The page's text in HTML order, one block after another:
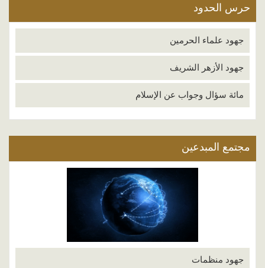
حرس الحدود
جهود علماء الحرمين
جهود الأزهر الشريف
مائة سؤال وجواب عن الإسلام
مجتمع المبدعين
جهود منظمات